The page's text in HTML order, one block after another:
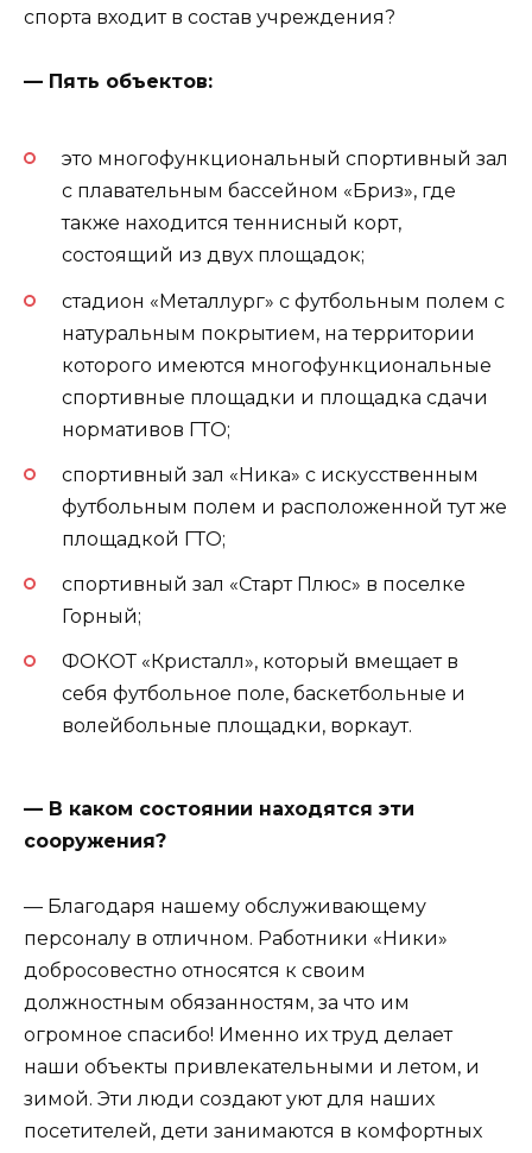
спорта входит в состав учреждения?
— Пять объектов:
это многофункциональный спортивный зал
с плавательным бассейном «Бриз», где
также находится теннисный корт,
состоящий из двух площадок;
стадион «Металлург» с футбольным полем с
натуральным покрытием, на территории
которого имеются многофункциональные
спортивные площадки и площадка сдачи
нормативов ГТО;
спортивный зал «Ника» с искусственным
футбольным полем и расположенной тут же
площадкой ГТО;
спортивный зал «Старт Плюс» в поселке
Горный;
ФОКОТ «Кристалл», который вмещает в
себя футбольное поле, баскетбольные и
волейбольные площадки, воркаут.
— В каком состоянии находятся эти
сооружения?
— Благодаря нашему обслуживающему
персоналу в отличном. Работники «Ники»
добросовестно относятся к своим
должностным обязанностям, за что им
огромное спасибо! Именно их труд делает
наши объекты привлекательными и летом, и
зимой. Эти люди создают уют для наших
посетителей, дети занимаются в комфортных